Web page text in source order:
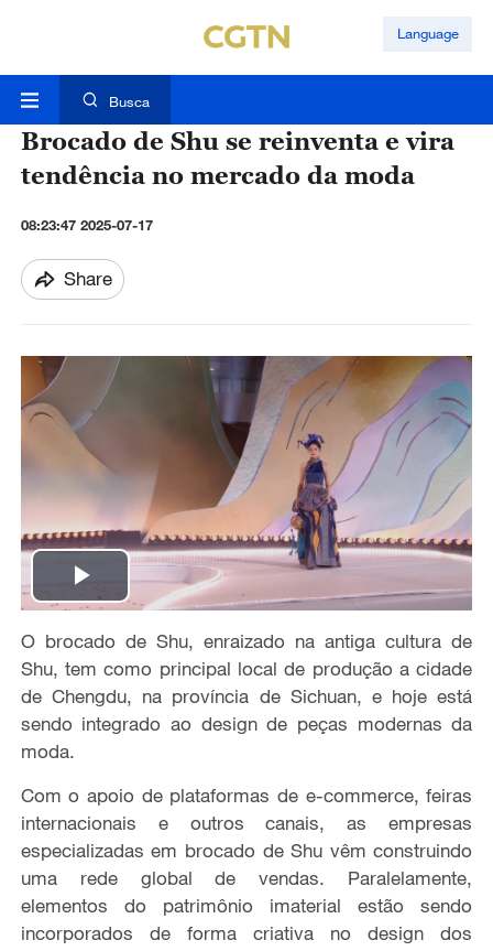
Language
Busca
Brocado de Shu se reinventa e vira
tendência no mercado da moda
08:23:47 2025-07-17
Share
P
l
a
V
i
d
O brocado de Shu, enraizado na antiga cultura de
Shu, tem como principal local de produção a cidade
de Chengdu, na província de Sichuan, e hoje está
sendo integrado ao design de peças modernas da
moda.
Com o apoio de plataformas de e-commerce, feiras
internacionais e outros canais, as empresas
especializadas em brocado de Shu vêm construindo
uma rede global de vendas. Paralelamente,
elementos do patrimônio imaterial estão sendo
incorporados de forma criativa no design dos